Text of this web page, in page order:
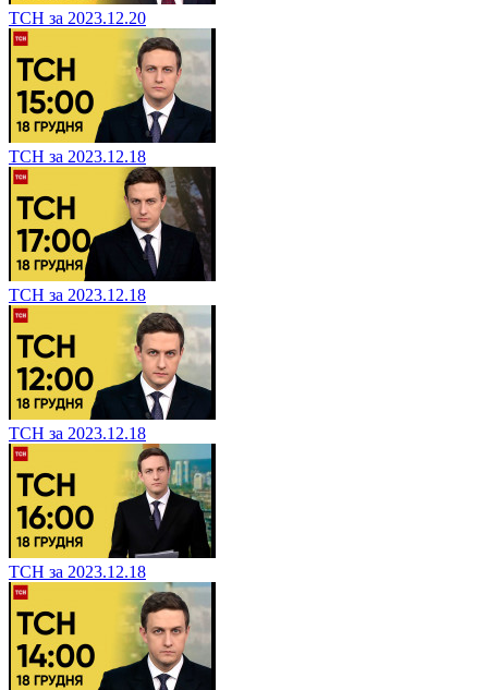
ТСН за 2023.12.20
ТСН за 2023.12.18
ТСН за 2023.12.18
ТСН за 2023.12.18
ТСН за 2023.12.18